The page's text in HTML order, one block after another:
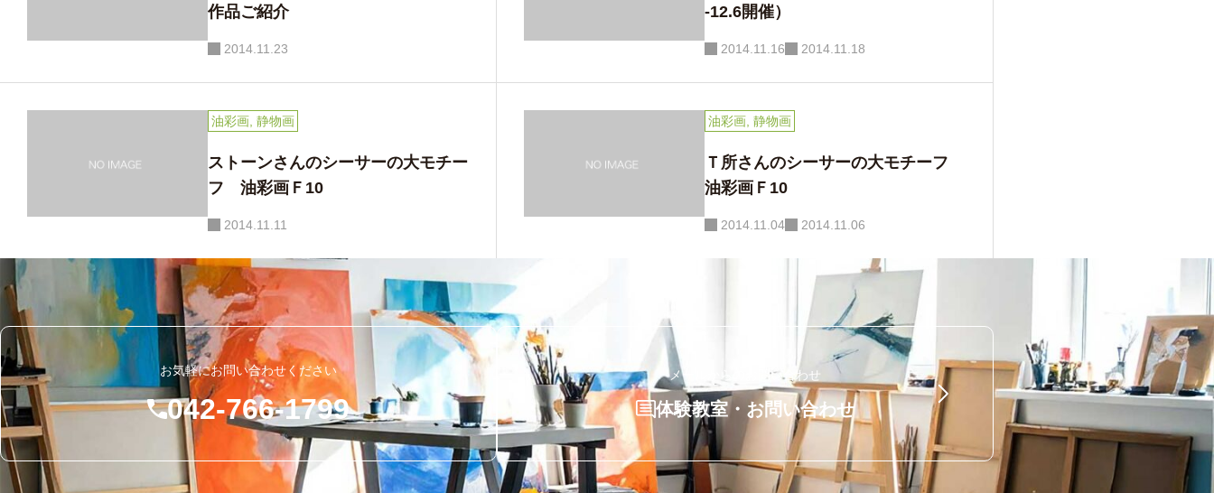
内の穏やかさと自然の雄大さが溶け
チコさんが描く家族の時間」F4
作品ご紹介
2014.11.23
-12.6開催）
2014.11.16 2014.11.18
油彩画 静物画
ストーンさんのシーサーの大モチー
フ 油彩画Ｆ10
2014.11.11
油彩画 静物画
Ｔ所さんのシーサーの大モチーフ
油彩画Ｆ10
2014.11.04 2014.11.06
お気軽にお問い合わせください
042-766-1799
メールからのお問い合わせ
体験教室・お問い合わせ